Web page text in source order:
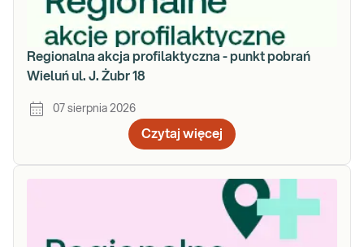
Regionalna akcja profilaktyczna - punkt pobrań
Wieluń ul. J. Żubr 18
07 sierpnia 2026
Czytaj więcej